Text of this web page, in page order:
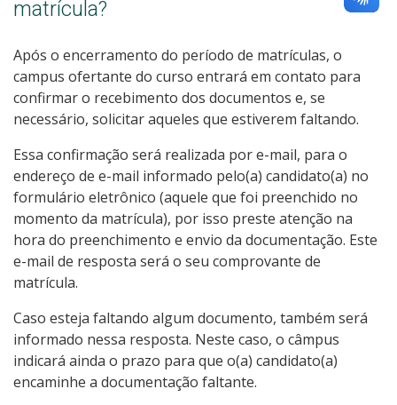
matrícula?
Após o encerramento do período de matrículas, o
campus ofertante do curso entrará em contato para
confirmar o recebimento dos documentos e, se
necessário, solicitar aqueles que estiverem faltando.
Essa confirmação será realizada por e-mail, para o
endereço de e-mail informado pelo(a) candidato(a) no
formulário eletrônico (aquele que foi preenchido no
momento da matrícula), por isso preste atenção na
hora do preenchimento e envio da documentação. Este
e-mail de resposta será o seu comprovante de
matrícula.
Caso esteja faltando algum documento, também será
informado nessa resposta. Neste caso, o câmpus
indicará ainda o prazo para que o(a) candidato(a)
encaminhe a documentação faltante.